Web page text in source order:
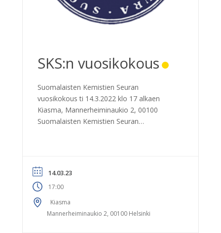
SKS:n vuosikokous
Suomalaisten Kemistien Seuran
vuosikokous ti 14.3.2022 klo 17 alkaen
Kiasma, Mannerheiminaukio 2, 00100
Suomalaisten Kemistien Seuran
Seminaaritilassa. Kokouksen ohjelma klo
17.00 SKS:n vuosikokous ja Nuorten
Tutkijain Tunnuspalkinto-esitys sisältäen
kokouskahvit SKS:n vuosikokousasiat 1.
Sääntöjen 12 §:n mukaiset
14.03.23
17:00
Kiasma
Mannerheiminaukio 2, 00100 Helsinki